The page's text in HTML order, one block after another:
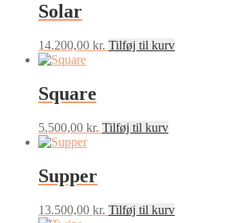
Solar
14.200,00 kr. Tilføj til kurv
Square
5.500,00 kr. Tilføj til kurv
Supper
13.500,00 kr. Tilføj til kurv